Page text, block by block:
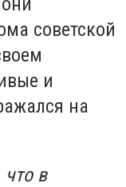
советской
и
на
что в